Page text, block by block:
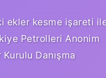
ekler kesme işareti
Petrolleri Anonim
Kurulu Danışma